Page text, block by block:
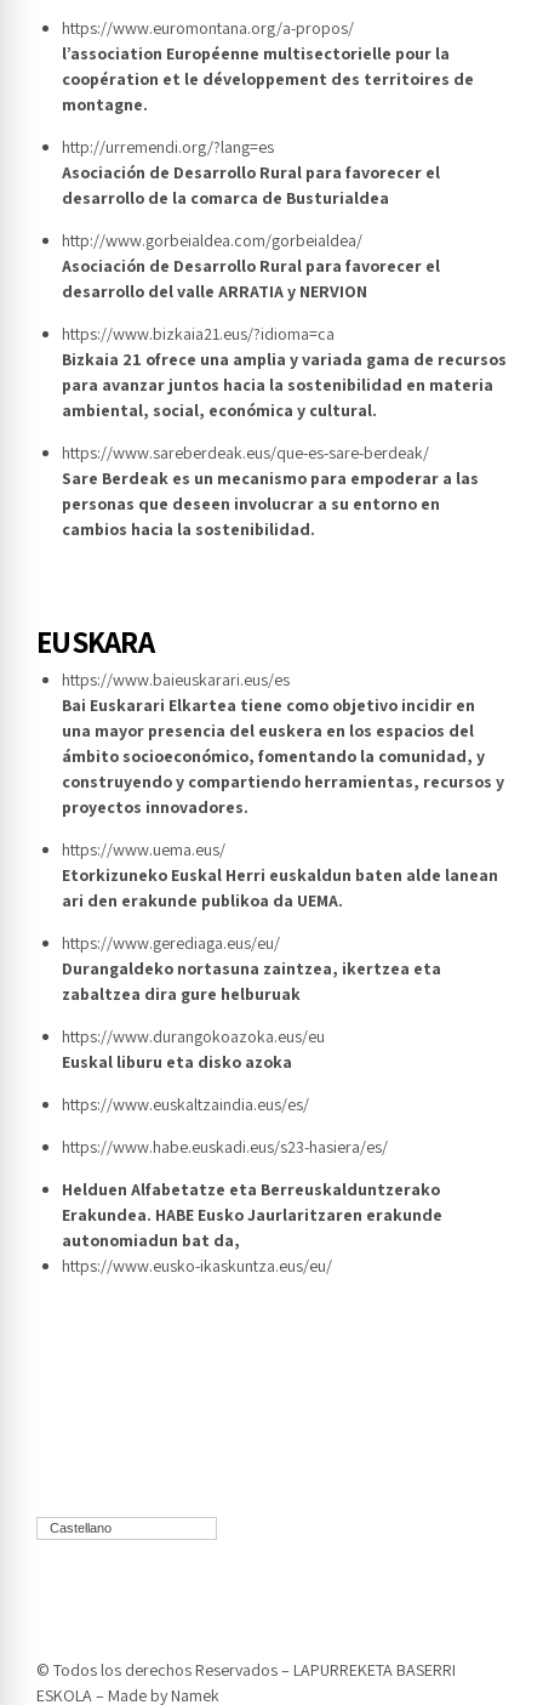
https://www.euromontana.org/a-propos/
l’association Européenne multisectorielle pour la
coopération et le développement des territoires de
montagne.
http://urremendi.org/?lang=es
Asociación de Desarrollo Rural para favorecer el
desarrollo de la comarca de Busturialdea
http://www.gorbeialdea.com/gorbeialdea/
Asociación de Desarrollo Rural para favorecer el
desarrollo del valle ARRATIA y NERVION
https://www.bizkaia21.eus/?idioma=ca
Bizkaia 21 ofrece una amplia y variada gama de recursos
para avanzar juntos hacia la sostenibilidad en materia
ambiental, social, económica y cultural.
https://www.sareberdeak.eus/que-es-sare-berdeak/
Sare Berdeak es un mecanismo para empoderar a las
personas que deseen involucrar a su entorno en
cambios hacia la sostenibilidad.
EUSKARA
https://www.baieuskarari.eus/es
Bai Euskarari Elkartea tiene como objetivo incidir en
una mayor presencia del euskera en los espacios del
ámbito socioeconómico, fomentando la comunidad, y
construyendo y compartiendo herramientas, recursos y
proyectos innovadores.
https://www.uema.eus/
Etorkizuneko Euskal Herri euskaldun baten alde lanean
ari den erakunde publikoa da UEMA.
https://www.gerediaga.eus/eu/
Durangaldeko nortasuna zaintzea, ikertzea eta
zabaltzea dira gure helburuak
https://www.durangokoazoka.eus/eu
Euskal liburu eta disko azoka
https://www.euskaltzaindia.eus/es/
https://www.habe.euskadi.eus/s23-hasiera/es/
Helduen Alfabetatze eta Berreuskalduntzerako
Erakundea. HABE Eusko Jaurlaritzaren erakunde
autonomiadun bat da,
https://www.eusko-ikaskuntza.eus/eu/
Castellano
© Todos los derechos Reservados – LAPURREKETA BASERRI
ESKOLA – Made by Namek